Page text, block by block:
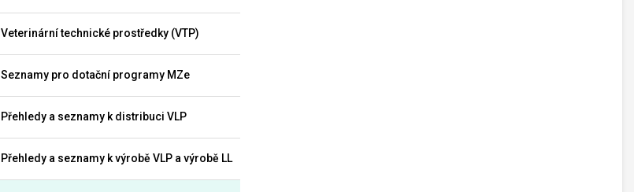
Veterinární technické prostředky (VTP)
Seznamy pro dotační programy MZe
Přehledy a seznamy k distribuci VLP
Přehledy a seznamy k výrobě VLP a výrobě LL